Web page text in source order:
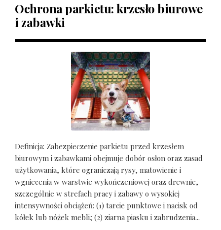
Ochrona parkietu: krzesło biurowe
i zabawki
Definicja: Zabezpieczenie parkietu przed krzesłem
biurowym i zabawkami obejmuje dobór osłon oraz zasad
użytkowania, które ograniczają rysy, matowienie i
wgniecenia w warstwie wykończeniowej oraz drewnie,
szczególnie w strefach pracy i zabawy o wysokiej
intensywności obciążeń: (1) tarcie punktowe i nacisk od
kółek lub nóżek mebli; (2) ziarna piasku i zabrudzenia...